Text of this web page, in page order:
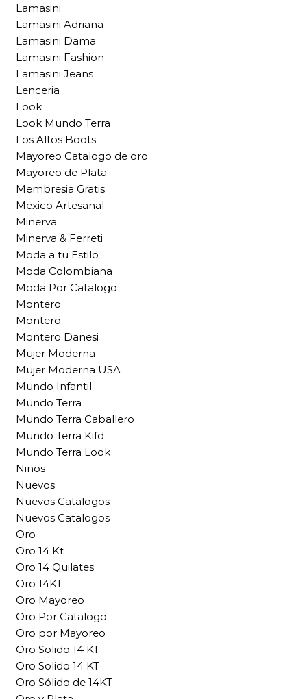
Lamasini
Lamasini Adriana
Lamasini Dama
Lamasini Fashion
Lamasini Jeans
Lenceria
Look
Look Mundo Terra
Los Altos Boots
Mayoreo Catalogo de oro
Mayoreo de Plata
Membresia Gratis
Mexico Artesanal
Minerva
Minerva & Ferreti
Moda a tu Estilo
Moda Colombiana
Moda Por Catalogo
Montero
Montero
Montero Danesi
Mujer Moderna
Mujer Moderna USA
Mundo Infantil
Mundo Terra
Mundo Terra Caballero
Mundo Terra Kifd
Mundo Terra Look
Ninos
Nuevos
Nuevos Catalogos
Nuevos Catalogos
Oro
Oro 14 Kt
Oro 14 Quilates
Oro 14KT
Oro Mayoreo
Oro Por Catalogo
Oro por Mayoreo
Oro Solido 14 KT
Oro Solido 14 KT
Oro Sólido de 14KT